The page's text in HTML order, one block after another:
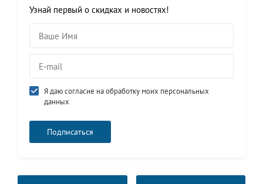
Узнай первый о скидках и новостях!
Я даю согласие на обработку моих персональных
данных